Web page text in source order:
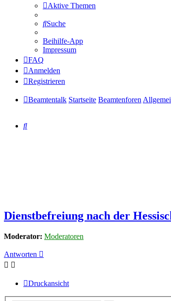
Aktive Themen
Suche
Beihilfe-App
Impressum
FAQ
Anmelden
Registrieren
Beamtentalk Startseite Beamtenforen
Suche
Dienstbefreiung nach der
Moderator: Moderatoren
Antworten
Druckansicht